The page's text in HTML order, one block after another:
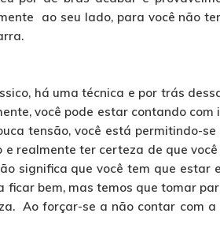
ao seu lado, para você não
há uma técnica e por trás
você pode estar contando com
tensão, você está permitindo-
realmente ter certeza de que
significa que você tem que estar
ficar bem, mas temos que tomar
Ao forçar-se a não contar com a